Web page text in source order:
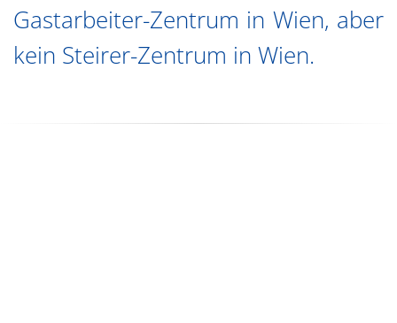
Gastarbeiter-Zentrum in Wien, aber
kein Steirer-Zentrum in Wien.